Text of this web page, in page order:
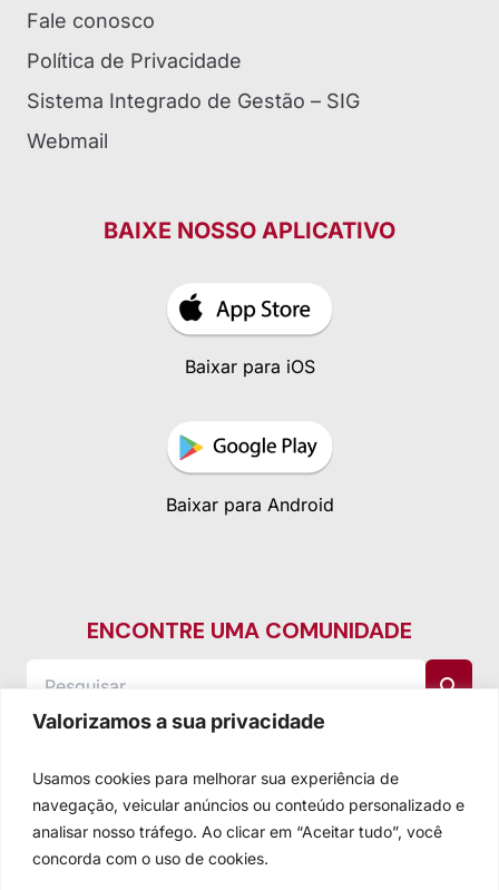
Valorizamos a sua privacidade
Usamos cookies para melhorar sua experiência de
navegação, veicular anúncios ou conteúdo personalizado e
analisar nosso tráfego. Ao clicar em “Aceitar tudo”, você
concorda com o uso de cookies.
Fale conosco
Política de Privacidade
Sistema Integrado de Gestão – SIG
Webmail
BAIXE NOSSO APLICATIVO
Baixar para iOS
Baixar para Android
ENCONTRE UMA COMUNIDADE